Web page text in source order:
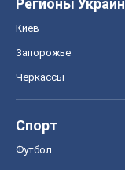
Регионы
Киев
Запорожье
Черкассы
Спорт
Футбол